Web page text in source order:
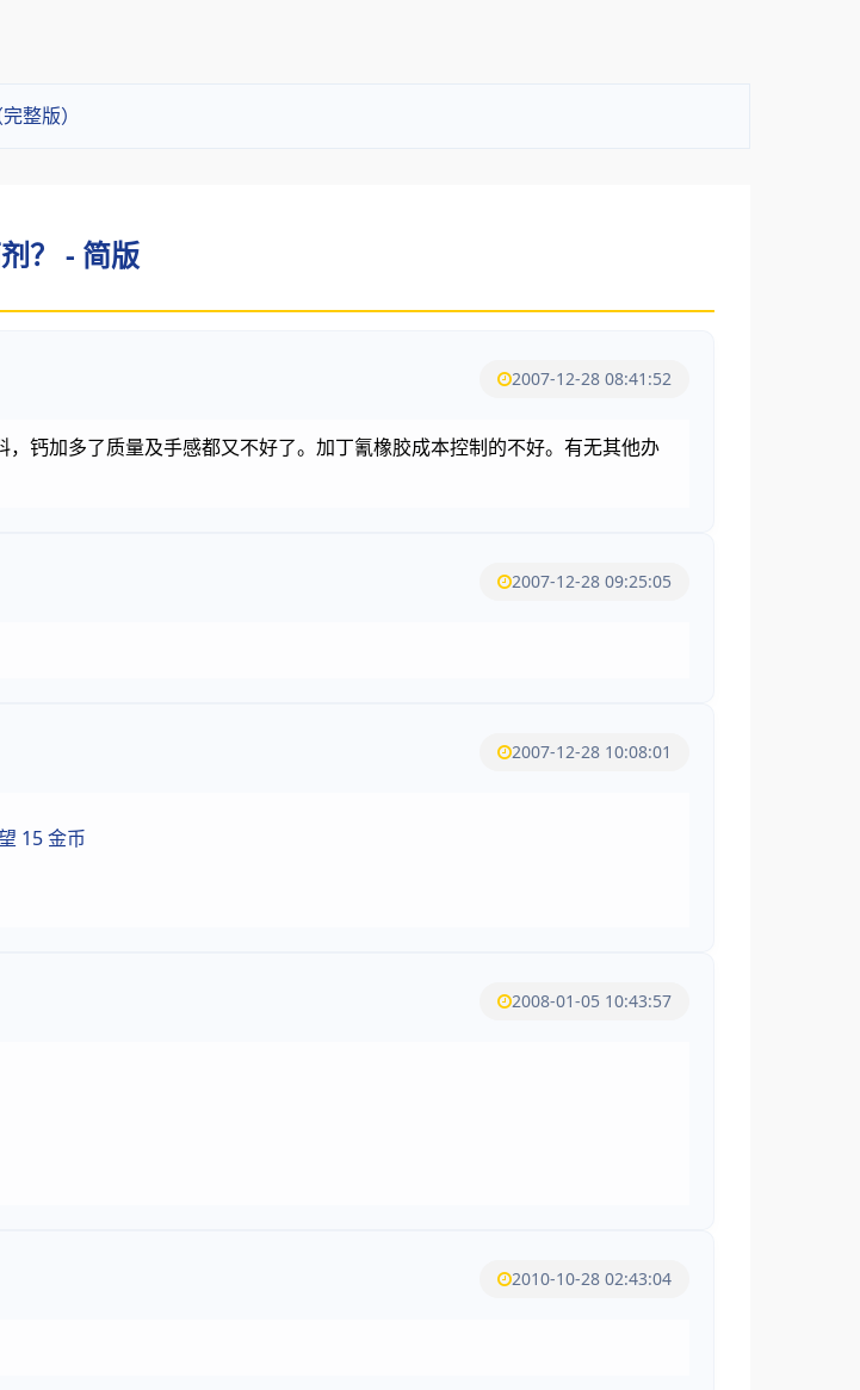
整版）
？ - 简版
2007-12-28 08:41:52
钙加多了质量及手感都又不好了。加丁氰橡胶成本控制的不好。有无其他办
2007-12-28 09:25:05
2007-12-28 10:08:01
15 金币
2008-01-05 10:43:57
2010-10-28 02:43:04